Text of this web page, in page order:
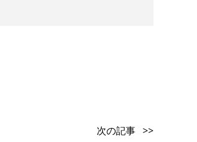
次の記事 >>